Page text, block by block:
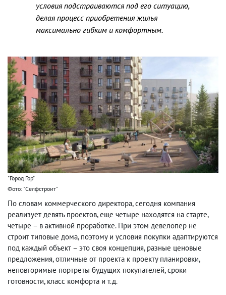
условия подстраиваются под его ситуацию,
делая процесс приобретения жилья
максимально гибким и комфортным.
"Город Гор"
Фото: "Селфстроит"
По словам коммерческого директора, сегодня компания
реализует девять проектов, еще четыре находятся на старте,
четыре – в активной проработке. При этом девелопер не
строит типовые дома, поэтому и условия покупки адаптируются
под каждый объект – это своя концепция, разные ценовые
предложения, отличные от проекта к проекту планировки,
неповторимые портреты будущих покупателей, сроки
готовности, класс комфорта и т.д.